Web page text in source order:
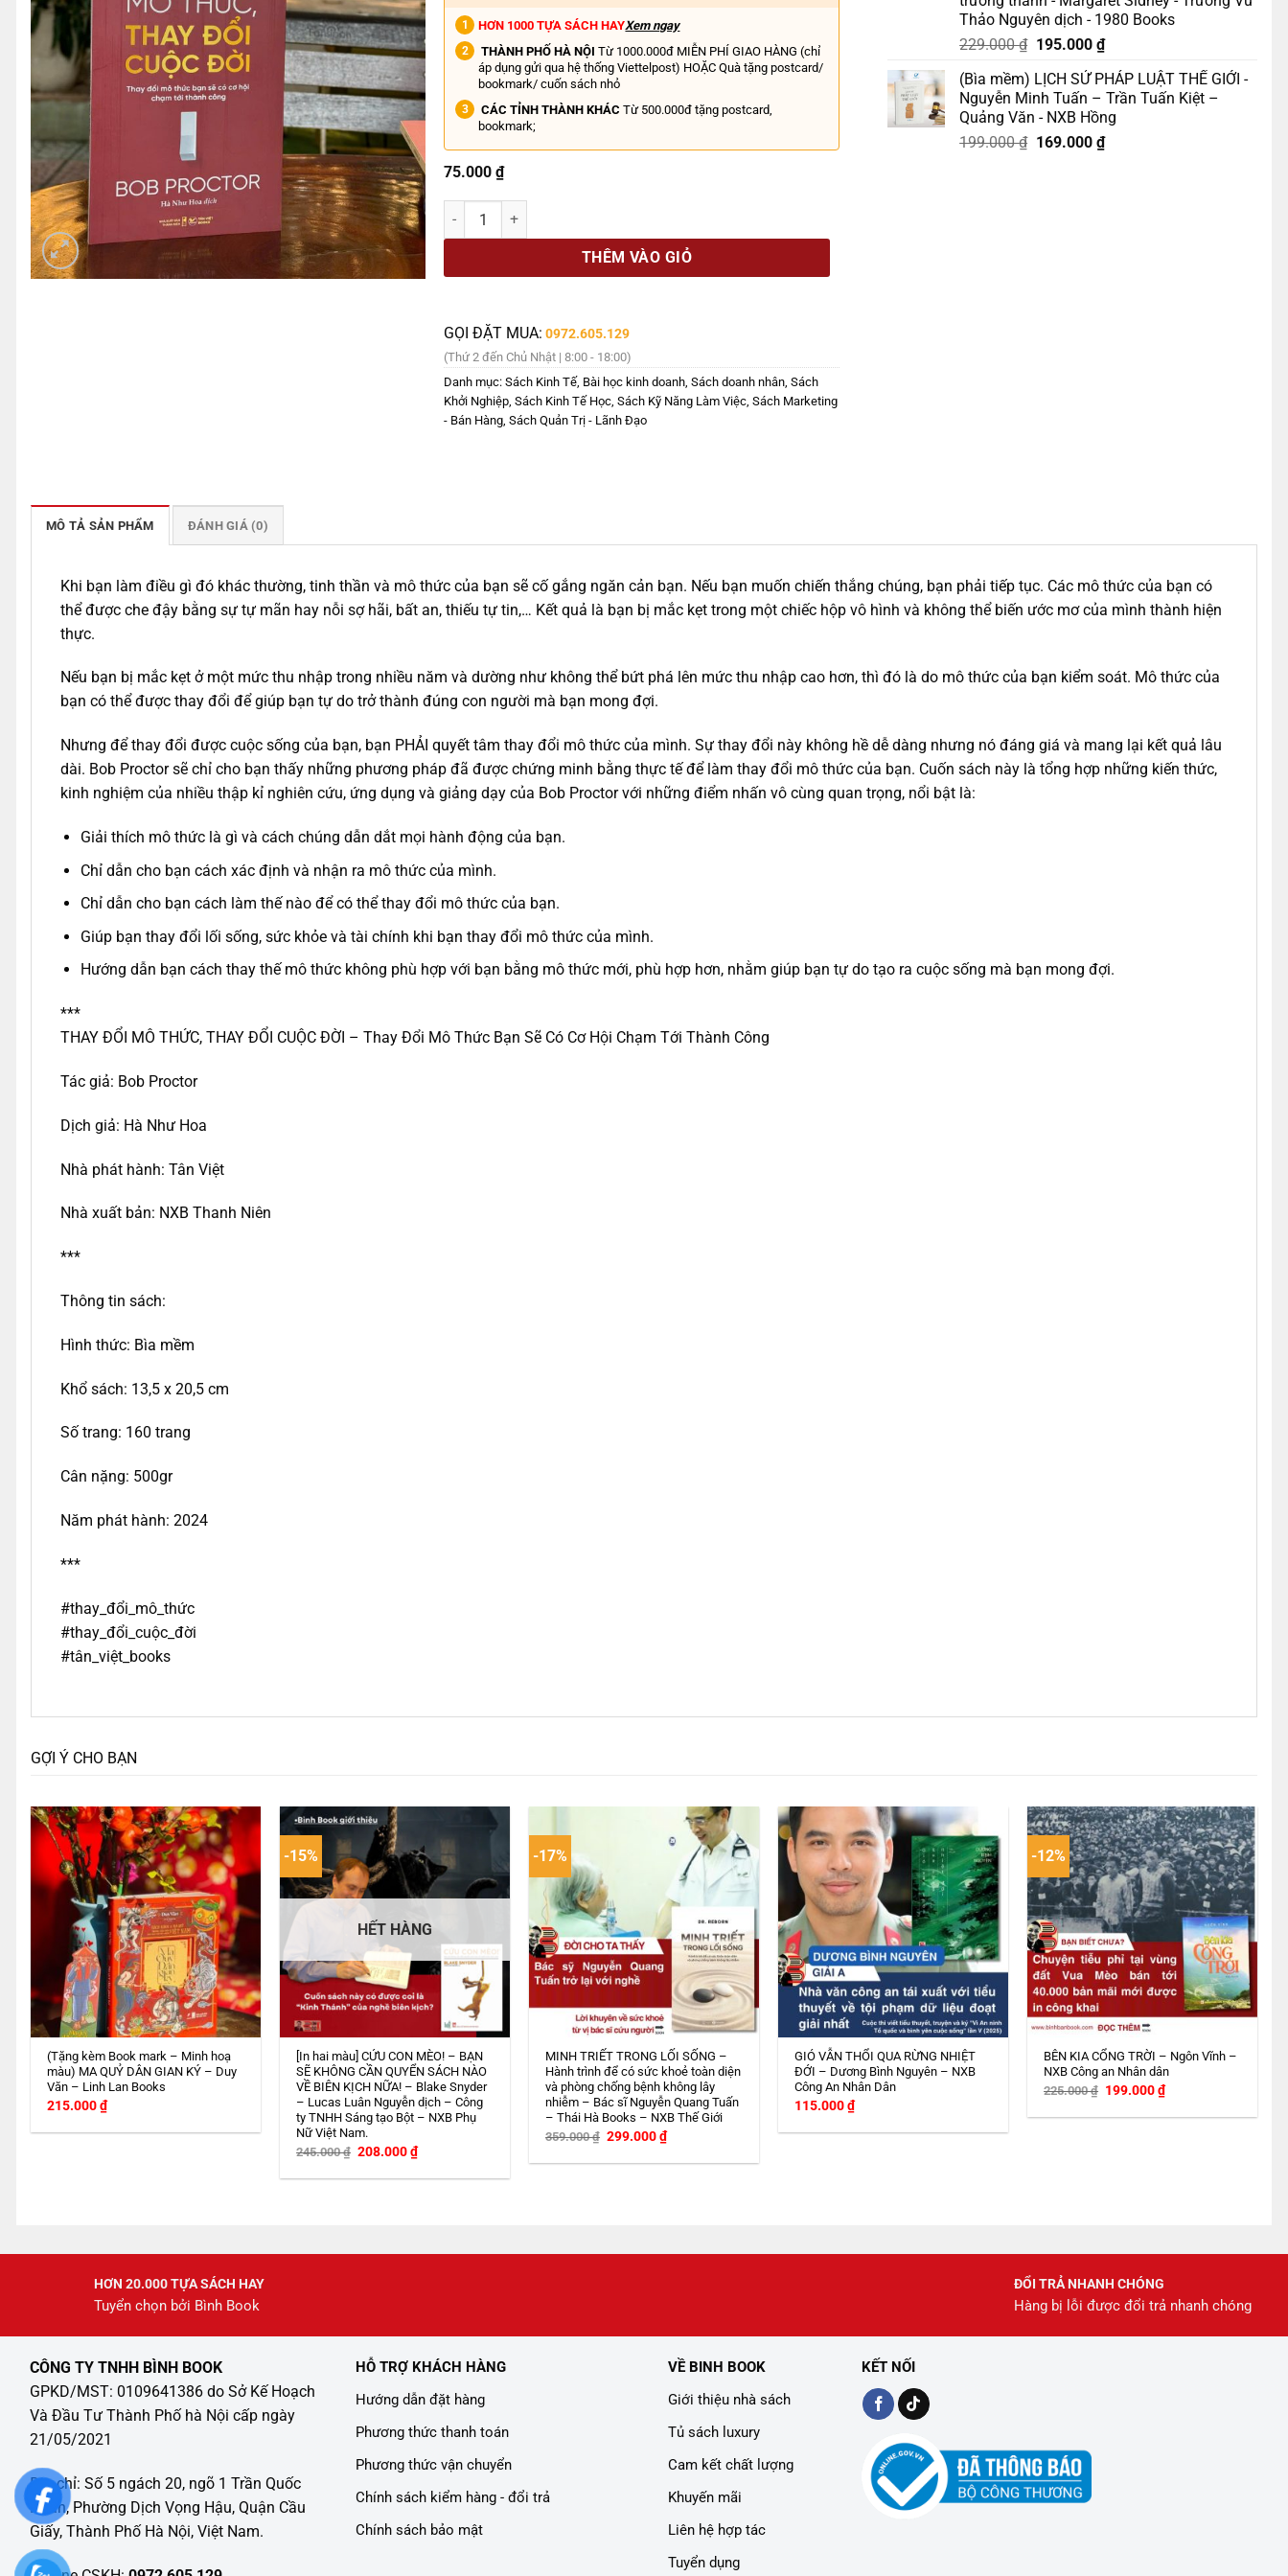
HƠN 1000 TỰA SÁCH HAYXem ngay
THÀNH PHỐ HÀ NỘI Từ 1000.000đ MIỄN PHÍ GIAO HÀNG (chỉ
áp dụng gửi qua hệ thống Viettelpost) HOẶC Quà tặng postcard/
bookmark/ cuốn sách nhỏ
CÁC TỈNH THÀNH KHÁC Từ 500.000đ tặng postcard,
bookmark;
75.000₫
THAY ĐỔI MÔ THỨC, THAY ĐỔI CUỘC ĐỜI - Thay Đổi Mô Thức Bạn Sẽ Có Cơ Hội Chạm Tới Thành Công – Bob Proctor – Hà Như Hoa dịch
THÊM VÀO GIỎ
GỌI ĐẶT MUA: 0972.605.129
(Thứ 2 đến Chủ Nhật | 8:00 - 18:00)
Danh mục:Sách Kinh Tế, Bài học kinh doanh,Sách doanh nhân,Sách
Khởi Nghiệp,Sách Kinh Tế Học,Sách Kỹ Năng Làm Việc,Sách Marketing
- Bán Hàng,Sách Quản Trị - Lãnh Đạo
Thảo Nguyên dịch - 1980 Books
229.000₫ Giá
là:
229.000 ₫.
195.000 ₫Giá
tại
là:
195.000 ₫.
(Bìa mềm) LỊCH SỬ PHÁP LUẬT THẾ GIỚI -
Nguyễn Minh Tuấn – Trần Tuấn Kiệt –
Quảng Văn - NXB Hồng
199.000₫ Giá
169.000 ₫Giá
MÔ TẢ SẢN PHẨM ĐÁNH GIÁ (0)
Khi bạn làm điều gì đó khác thường, tinh thần và mô thức của bạn sẽ cố gắng ngăn cản bạn. Nếu bạn muốn chiến thắng chúng, bạn phải tiếp tục. Các mô thức của bạn có
thể được che đậy bằng sự tự mãn hay nỗi sợ hãi, bất an, thiếu tự tin,… Kết quả là bạn bị mắc kẹt trong một chiếc hộp vô hình và không thể biến ước mơ của mình thành hiện
thực.
Nếu bạn bị mắc kẹt ở một mức thu nhập trong nhiều năm và dường như không thể bứt phá lên mức thu nhập cao hơn, thì đó là do mô thức của bạn kiểm soát. Mô thức của
bạn có thể được thay đổi để giúp bạn tự do trở thành đúng con người mà bạn mong đợi.
Nhưng để thay đổi được cuộc sống của bạn, bạn PHẢI quyết tâm thay đổi mô thức của mình. Sự thay đổi này không hề dễ dàng nhưng nó đáng giá và mang lại kết quả lâu
dài. Bob Proctor sẽ chỉ cho bạn thấy những phương pháp đã được chứng minh bằng thực tế để làm thay đổi mô thức của bạn. Cuốn sách này là tổng hợp những kiến thức,
kinh nghiệm của nhiều thập kỉ nghiên cứu, ứng dụng và giảng dạy của Bob Proctor với những điểm nhấn vô cùng quan trọng, nổi bật là:
Giải thích mô thức là gì và cách chúng dẫn dắt mọi hành động của bạn.
Chỉ dẫn cho bạn cách xác định và nhận ra mô thức của mình.
Chỉ dẫn cho bạn cách làm thế nào để có thể thay đổi mô thức của bạn.
Giúp bạn thay đổi lối sống, sức khỏe và tài chính khi bạn thay đổi mô thức của mình.
Hướng dẫn bạn cách thay thế mô thức không phù hợp với bạn bằng mô thức mới, phù hợp hơn, nhằm giúp bạn tự do tạo ra cuộc sống mà bạn mong đợi.
***
THAY ĐỔI MÔ THỨC, THAY ĐỔI CUỘC ĐỜI – Thay Đổi Mô Thức Bạn Sẽ Có Cơ Hội Chạm Tới Thành Công
Tác giả: Bob Proctor
Dịch giả: Hà Như Hoa
Nhà phát hành: Tân Việt
Nhà xuất bản: NXB Thanh Niên
***
Thông tin sách:
Hình thức: Bìa mềm
Khổ sách: 13,5 x 20,5 cm
Số trang: 160 trang
Cân nặng: 500gr
Năm phát hành: 2024
***
#thay_đổi_mô_thức
#thay_đổi_cuộc_đời
#tân_việt_books
GỢI Ý CHO BẠN
(Tặng kèm Book mark – Minh hoạ
màu) MA QUỶ DÂN GIAN KÝ – Duy
Văn – Linh Lan Books
215.000₫
-15%
HẾT HÀNG
[In hai màu] CỨU CON MÈO! – BẠN
SẼ KHÔNG CẦN QUYỂN SÁCH NÀO
VỀ BIÊN KỊCH NỮA! – Blake Snyder
– Lucas Luân Nguyễn dịch – Công
ty TNHH Sáng tạo Bột – NXB Phụ
Nữ Việt Nam.
245.000₫ Giá
là:
208.000₫Giá
hiện
tại
-17%
MINH TRIẾT TRONG LỐI SỐNG –
Hành trình để có sức khoẻ toàn diện
và phòng chống bệnh không lây
nhiễm – Bác sĩ Nguyễn Quang Tuấn
– Thái Hà Books – NXB Thế Giới
359.000₫ Giá
là:
299.000₫Giá
hiện
tại
GIÓ VẪN THỔI QUA RỪNG NHIỆT
ĐỚI – Dương Bình Nguyên – NXB
Công An Nhân Dân
115.000₫
-12%
BÊN KIA CỔNG TRỜI – Ngôn Vĩnh –
NXB Công an Nhân dân
225.000₫ Giá
là:
199.000₫Giá
hiện
tại
HƠN 20.000 TỰA SÁCH HAY
Tuyển chọn bởi Bình Book
ĐỔI TRẢ NHANH CHÓNG
Hàng bị lỗi được đổi trả nhanh chóng
CÔNG TY TNHH BÌNH BOOK
GPKD/MST: 0109641386 do Sở Kế Hoạch
Và Đầu Tư Thành Phố hà Nội cấp ngày
21/05/2021
Địa chỉ: Số 5 ngách 20, ngõ 1 Trần Quốc
Hoàn, Phường Dịch Vọng Hậu, Quận Cầu
Giấy, Thành Phố Hà Nội, Việt Nam.
HỖ TRỢ KHÁCH HÀNG
Hướng dẫn đặt hàng
Phương thức thanh toán
Phương thức vận chuyển
Chính sách kiểm hàng - đổi trả
Chính sách bảo mật
VỀ BINH BOOK
Giới thiệu nhà sách
Tủ sách luxury
Cam kết chất lượng
Khuyến mãi
Liên hệ hợp tác
Tuyển dụng
KẾT NỐI